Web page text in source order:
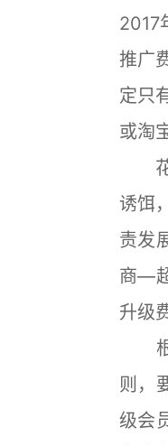
2017
推广
定只
或淘
花
诱饵
责发
商—
升级
根
则，
级会